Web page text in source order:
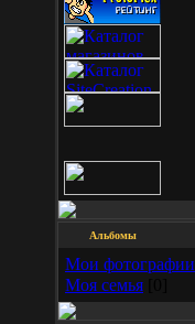
Альбомы
Мои фотографии
Моя семья